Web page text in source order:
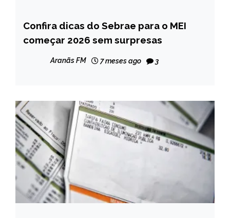
BRASIL
CAPELINHA
Confira dicas do Sebrae para o MEI
começar 2026 sem surpresas
Aranãs FM 7 meses ago 3